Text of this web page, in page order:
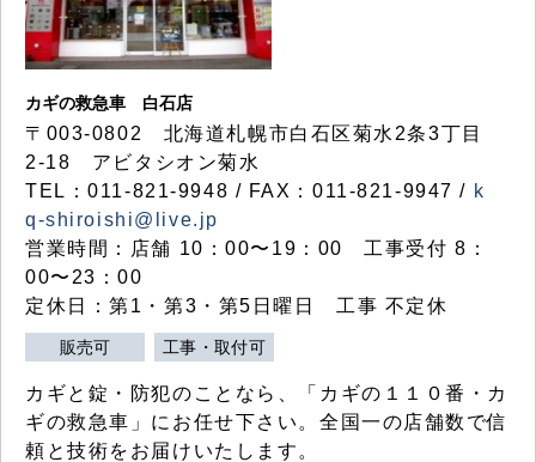
カギの救急車 白石店
〒003-0802 北海道札幌市白石区菊水2条3丁目
2-18 アビタシオン菊水
TEL：011-821-9948 / FAX：011-821-9947 / k
q-shiroishi@live.jp
営業時間：店舗 10：00〜19：00 工事受付 8：
00〜23：00
定休日：第1・第3・第5日曜日 工事 不定休
販売可 工事・取付可
カギと錠・防犯のことなら、「カギの１１０番・カ
ギの救急車」にお任せ下さい。全国一の店舗数で信
頼と技術をお届けいたします。